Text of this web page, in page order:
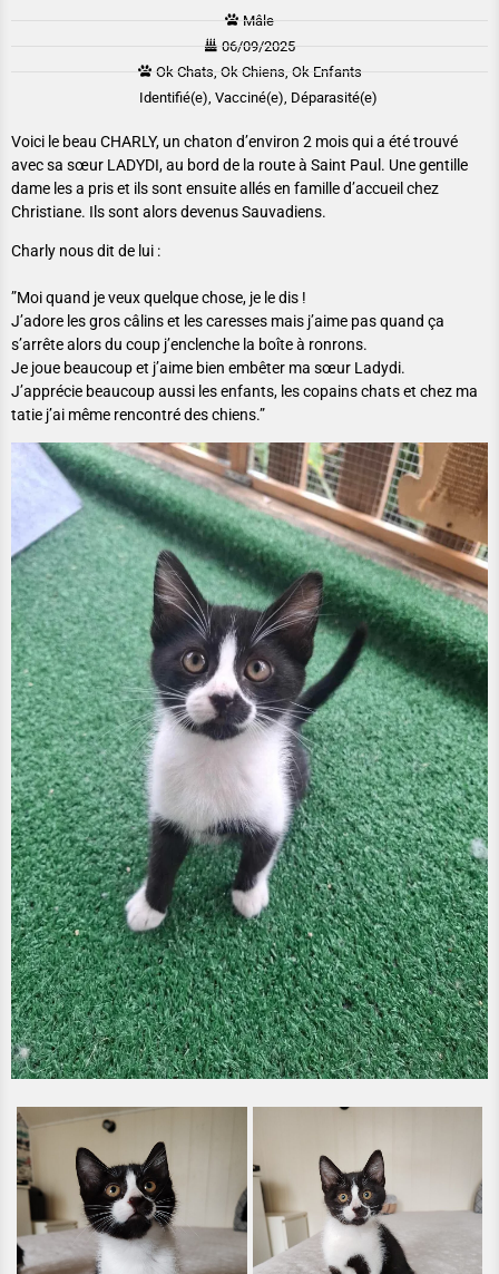
Mâle
06/09/2025
Ok Chats, Ok Chiens, Ok Enfants
Identifié(e), Vacciné(e), Déparasité(e)
Voici le beau CHARLY, un chaton d’environ 2 mois qui a été trouvé
avec sa sœur LADYDI, au bord de la route à Saint Paul. Une gentille
dame les a pris et ils sont ensuite allés en famille d’accueil chez
Christiane. Ils sont alors devenus Sauvadiens.
Charly nous dit de lui :
”Moi quand je veux quelque chose, je le dis !
J’adore les gros câlins et les caresses mais j’aime pas quand ça
s’arrête alors du coup j’enclenche la boîte à ronrons.
Je joue beaucoup et j’aime bien embêter ma sœur Ladydi.
J’apprécie beaucoup aussi les enfants, les copains chats et chez ma
tatie j’ai même rencontré des chiens.”